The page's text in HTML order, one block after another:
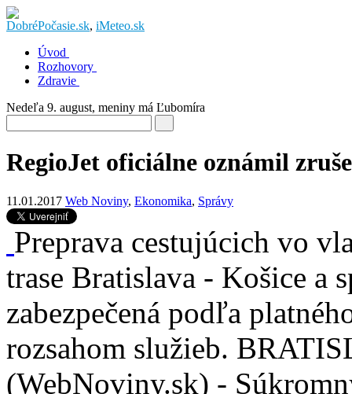
DobréPočasie.sk, iMeteo.sk
Úvod
Rozhovory
Zdravie
Nedeľa 9. august, meniny má Ľubomíra
RegioJet oficiálne oznámil
11.01.2017 Web Noviny, Ekonomika, Správy
Preprava cestujúcich vo
trase Bratislava - Košice a
zabezpečená podľa
rozsahom služieb.
(WebNoviny.sk) -